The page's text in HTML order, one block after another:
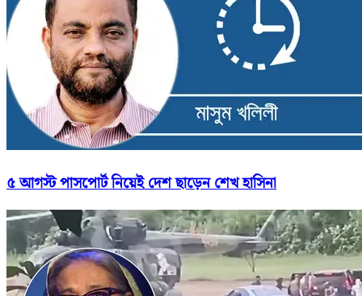
৫ আগস্ট পাসপোর্ট নিয়েই দেশ ছাড়েন শেখ হাসিনা